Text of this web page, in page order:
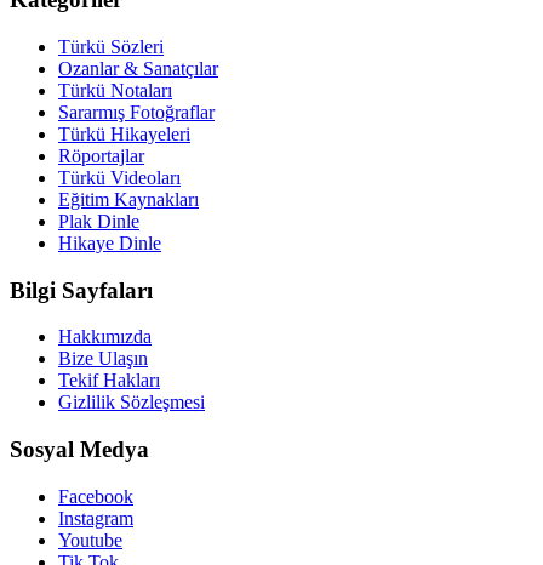
Türkü Sözleri
Ozanlar & Sanatçılar
Türkü Notaları
Sararmış Fotoğraflar
Türkü Hikayeleri
Röportajlar
Türkü Videoları
Eğitim Kaynakları
Plak Dinle
Hikaye Dinle
Bilgi Sayfaları
Hakkımızda
Bize Ulaşın
Tekif Hakları
Gizlilik Sözleşmesi
Sosyal Medya
Facebook
Instagram
Youtube